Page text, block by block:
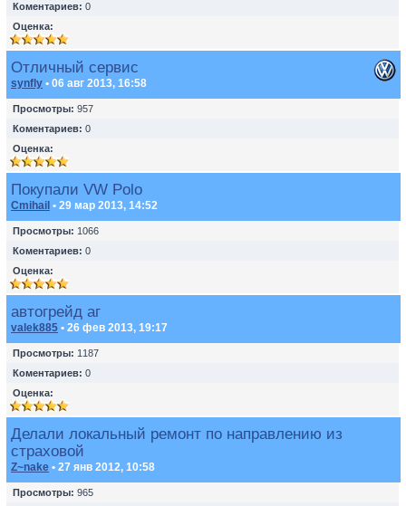
Коментариев: 0
Оценка:
Отличный сервис
synfly • 06 авг 2013, 16:58
Просмотры: 957
Коментариев: 0
Оценка:
Покупали VW Polo
Cmihail • 29 мар 2013, 14:52
Просмотры: 1066
Коментариев: 0
Оценка:
автогрейд аг
valek885 • 26 фев 2013, 19:17
Просмотры: 1187
Коментариев: 0
Оценка:
Делали локальный ремонт по направлению из
страховой
Z~nake • 27 янв 2012, 10:58
Просмотры: 965